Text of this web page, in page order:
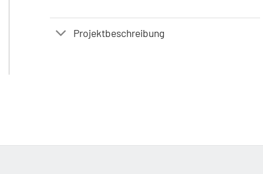
Projektbeschreibung